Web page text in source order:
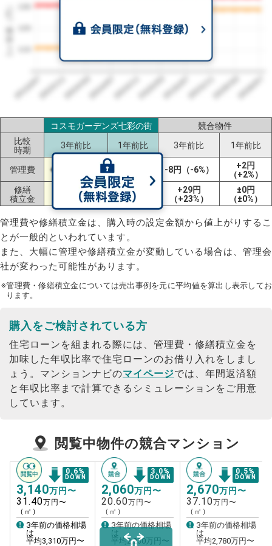
1㎡単価（円）
2023/072023/112024/032024/072024/112025/032025/072025/112026/032026/07
コスモガーデンズ七彩の街
競合物件
比較
時期
3年前比 1年前比 3年前比 1年前比
管理費 +4円（+3%）
（-1%）
-8円（-6%）
+2円
（+2%）
修繕
積立金
+18円
（+16%）
-9円
（-7%）
+29円
（+23%）
±0円
（±0%）
管理費や修繕積立金は、購入時の設定金額から値上がりするこ
とが一般的といわれています。
また、大幅に管理や修繕積立金が変動している場合は、管理会
社が変わった可能性があります。
※管理費・修繕積立金については売出事例を元に平均値を算出し表示してお
ります。
購入をご検討されている方
住宅ローンを組まれる際には、管理費・修繕積立金を
加味した年収比率で住宅ローンのお借り入れをしまし
ょう。 マンションナビのマイページでは、年間返済額
と年収比率まで計算できるシミュレーションをご用意
しています。
閲覧中物件の競合マンション
0.6%
DOWN
3,140万円〜
31.40万円〜
（㎡）
3年前の価格相場
は
平均3,310万円〜
3.0%
DOWN
2,060万円〜
20.60万円〜
（㎡）
3年前の価格相場
は
平均2,230万円〜
0.5%
DOWN
2,670万円〜
37.10万円〜
（㎡）
3年前の価格相場
は
平均2,780万円〜